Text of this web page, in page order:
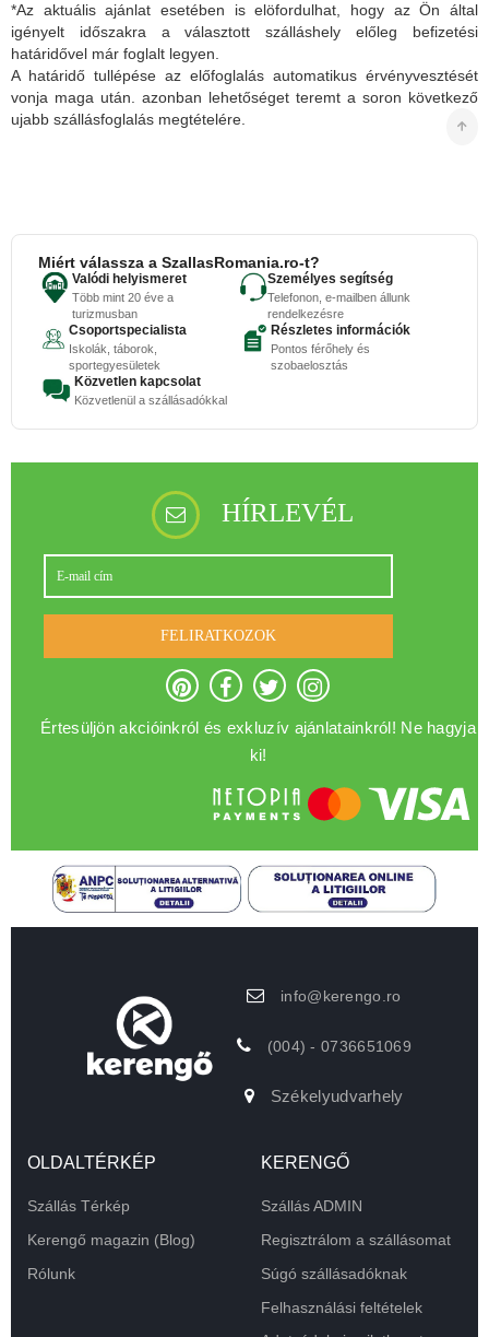
*Az aktuális ajánlat esetében is elöfordulhat, hogy az Ön által
igényelt időszakra a választott szálláshely előleg befizetési
határidővel már foglalt legyen.
A határidő tullépése az előfoglalás automatikus érvényvesztését
vonja maga után. azonban lehetőséget teremt a soron következő
ujabb szállásfoglalás megtételére.
Miért válassza a SzallasRomania.ro-t?
Valódi helyismeret
Több mint 20 éve a
turizmusban
Személyes segítség
Telefonon, e-mailben állunk
rendelkezésre
Csoportspecialista
Iskolák, táborok,
sportegyesületek
Részletes információk
Pontos férőhely és
szobaelosztás
Közvetlen kapcsolat
Közvetlenül a szállásadókkal
HÍRLEVÉL
FELIRATKOZOK
Értesüljön akcióinkról és exkluzív ajánlatainkról! Ne hagyja
ki!
info@kerengo.ro
(004) - 0736651069
Székelyudvarhely
OLDALTÉRKÉP
Szállás Térkép
Kerengő magazin (Blog)
Rólunk
KERENGŐ
Szállás ADMIN
Regisztrálom a szállásomat
Súgó szállásadóknak
Felhasználási feltételek